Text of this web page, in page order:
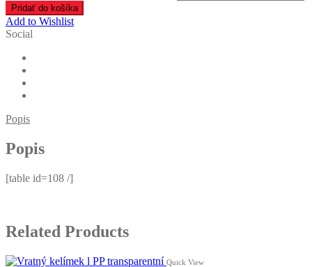
Pridať do košíka
Add to Wishlist
Social
Popis
Popis
[table id=108 /]
Related Products
Quick View